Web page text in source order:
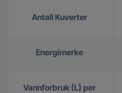
Antall Kuverter
Energimerke
Vannforbruk (L) per